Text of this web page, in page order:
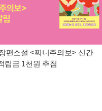
편소설 <찌니주의보> 신간
립금 1천원 추첨